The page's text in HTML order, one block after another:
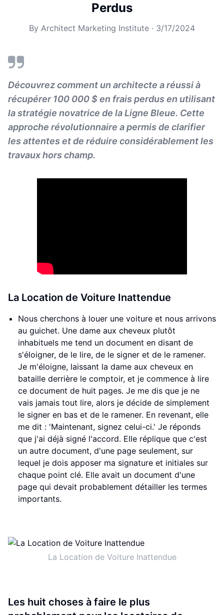
Perdus
By Architect Marketing Institute · 3/17/2024
Découvrez comment un architecte a réussi à
récupérer 100 000 $ en frais perdus en utilisant
la stratégie novatrice de la Ligne Bleue. Cette
approche révolutionnaire a permis de clarifier
les attentes et de réduire considérablement les
travaux hors champ.
La Location de Voiture Inattendue
Nous cherchons à louer une voiture et nous arrivons
au guichet. Une dame aux cheveux plutôt
inhabituels me tend un document en disant de
s'éloigner, de le lire, de le signer et de le ramener.
Je m'éloigne, laissant la dame aux cheveux en
bataille derrière le comptoir, et je commence à lire
ce document de huit pages. Je me dis que je ne
vais jamais tout lire, alors je décide de simplement
le signer en bas et de le ramener. En revenant, elle
me dit : 'Maintenant, signez celui-ci.' Je réponds
que j'ai déjà signé l'accord. Elle réplique que c'est
un autre document, d'une page seulement, sur
lequel je dois apposer ma signature et initiales sur
chaque point clé. Elle avait un document d'une
page qui devait probablement détailler les termes
importants.
La Location de Voiture Inattendue
Les huit choses à faire le plus